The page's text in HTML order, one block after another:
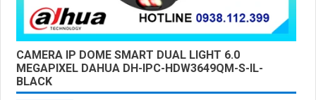
CAMERA IP DOME SMART DUAL LIGHT 6.0
MEGAPIXEL DAHUA DH-IPC-HDW3649QM-S-IL-
BLACK